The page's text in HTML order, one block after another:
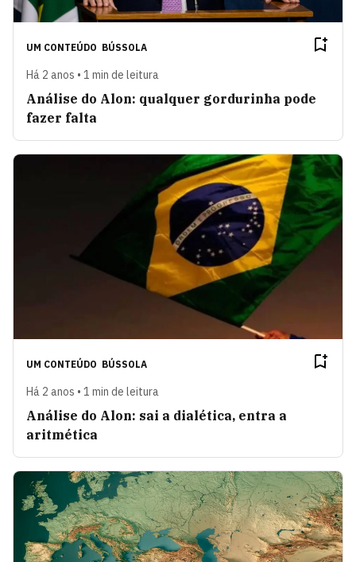
UM CONTEÚDO BÚSSOLA
Há 2 anos • 1 min de leitura
Análise do Alon: qualquer gordurinha pode
fazer falta
UM CONTEÚDO BÚSSOLA
Há 2 anos • 1 min de leitura
Análise do Alon: sai a dialética, entra a
aritmética